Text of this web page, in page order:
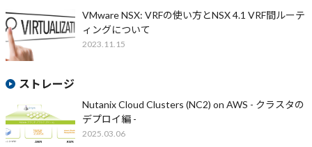
VMware NSX: VRFの使い方とNSX 4.1 VRF間ルーテ
ィングについて
2023.11.15
ストレージ
Nutanix Cloud Clusters (NC2) on AWS - クラスタの
デプロイ編 -
2025.03.06